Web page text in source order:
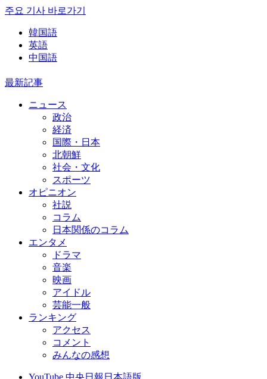
주요 기사 바로가기
韓国語
英語
中国語
最新記事
ニュース
政治
経済
国際・日本
北朝鮮
社会・文化
スポーツ
オピニオン
社説
コラム
日本関係のコラム
エンタメ
ドラマ
音楽
映画
アイドル
芸能一般
ランキング
アクセス
コメント
みんなの感想